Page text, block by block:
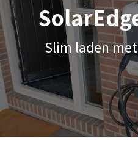
Slim laden